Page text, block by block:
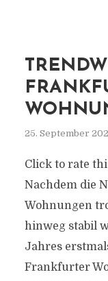
25. September
Click to rate
Nachdem die
Wohnungen
hinweg stabil
Jahres
Frankfurter